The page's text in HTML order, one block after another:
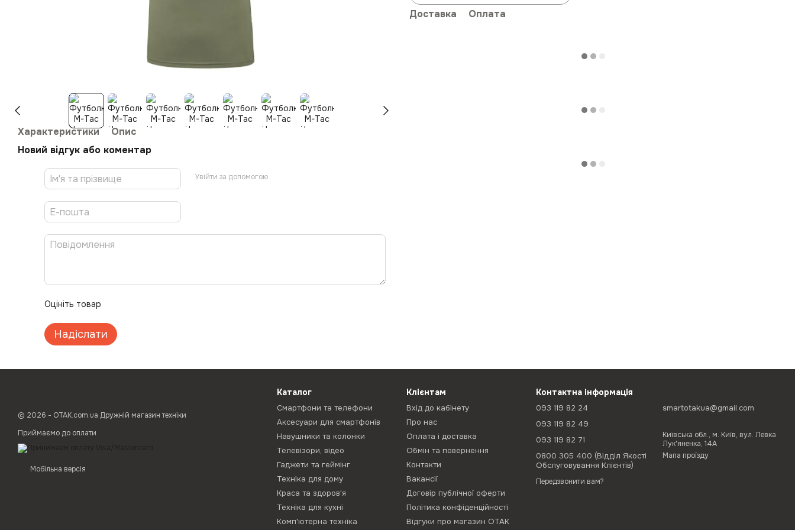
Характеристики
Опис
Новий відгук або коментар
Увійти за допомогою
Оцініть товар
Надіслати
Доставка Оплата
© 2026 - ОТАК.com.ua Дружній магазин техніки
Приймаємо до оплати
Мобільна версія
Каталог
Смартфони та телефони
Аксесуари для смартфонів
Навушники та колонки
Телевізори, відео
Гаджети та геймінг
Техніка для дому
Краса та здоров'я
Техніка для кухні
Комп'ютерна техніка
Клієнтам
Вхід до кабінету
Про нас
Оплата і доставка
Обмін та повернення
Контакти
Вакансії
Договір публічної оферти
Політика конфіденційності
Відгуки про магазин ОТАК
Контактна інформація
093 119 82 24
093 119 82 49
093 119 82 71
0800 305 400 (Відділ Якості
Обслуговування Клієнтів)
Передзвонити вам?
smartotakua@gmail.com
Київська обл., м. Київ, вул. Левка
Лук'яненка, 14А
Мапа проїзду